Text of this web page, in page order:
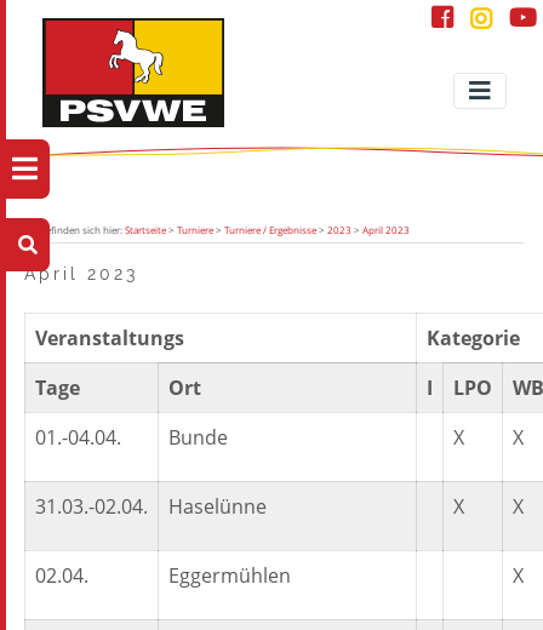
Sie befinden sich hier:Startseite> Turniere> Turniere / Ergebnisse> 2023 > April 2023
April 2023
Veranstaltungs
Kategorie
Tage
Ort I LPO
01.-04.04.
Bunde X X
31.03.-02.04. Haselünne X X
02.04. Eggermühlen X